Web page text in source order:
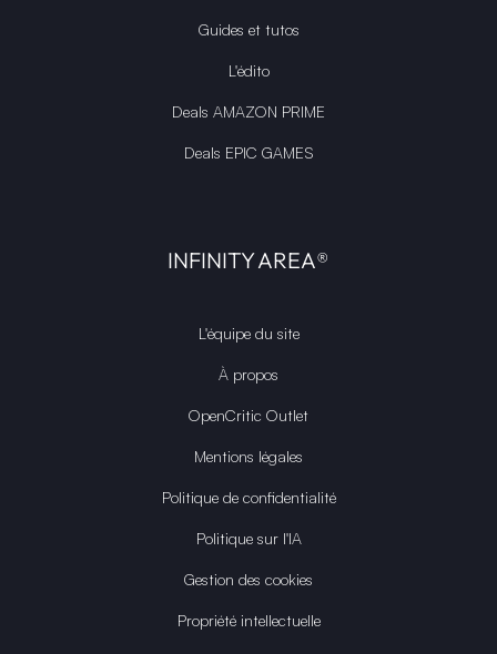
Guides et tutos
L'édito
Deals AMAZON PRIME
Deals EPIC GAMES
INFINITY AREA®
L'équipe du site
À propos
OpenCritic Outlet
Mentions légales
Politique de confidentialité
Politique sur l'IA
Gestion des cookies
Propriété intellectuelle